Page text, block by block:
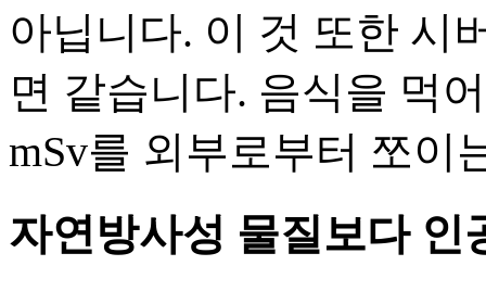
아닙니다. 이 것 또한 시
면 같습니다. 음식을 먹
mSv를 외부로부터 쪼이
자연방사성 물질보다 인